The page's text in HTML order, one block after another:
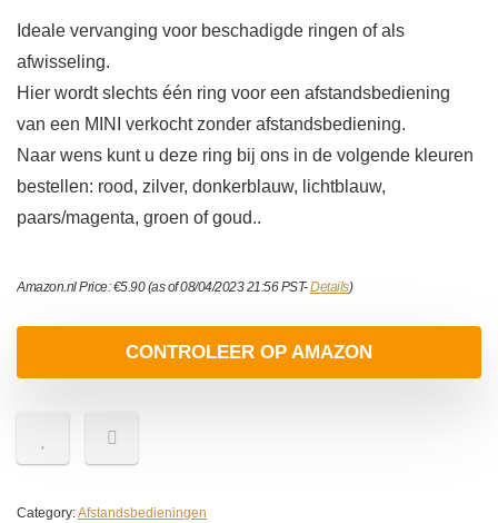
Ideale vervanging voor beschadigde ringen of als
afwisseling.
Hier wordt slechts één ring voor een afstandsbediening
van een MINI verkocht zonder afstandsbediening.
Naar wens kunt u deze ring bij ons in de volgende kleuren
bestellen: rood, zilver, donkerblauw, lichtblauw,
paars/magenta, groen of goud..
Amazon.nl Price:€5.90(as of 08/04/2023 21:56 PST-Details)
CONTROLEER OP AMAZON
Category:Afstandsbedieningen